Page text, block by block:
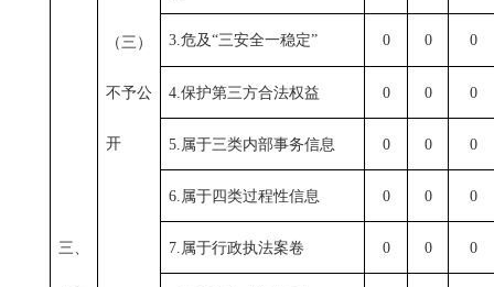
三、
（三）
不予公
开
3.危及“三安全一稳定” 0 0 0
4.保护第三方合法权益 0 0 0
5. 属于三类内部事务信息 0 0 0
6. 属于四类过程性信息 0 0 0
7. 属于行政执法案卷 0 0 0